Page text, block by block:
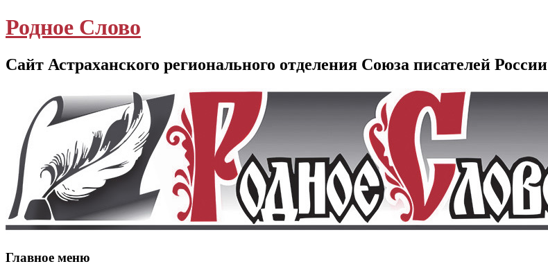
Родное Слово
Сайт Астраханского регионального отделения Союза писателей России
Главное меню